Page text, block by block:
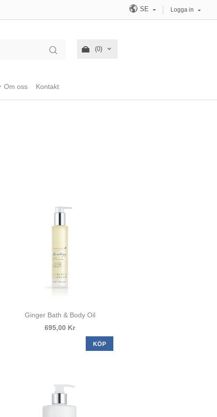
SE Logga in
(0)
Om oss Kontakt
Ginger Bath & Body Oil
695,00 Kr
KÖP